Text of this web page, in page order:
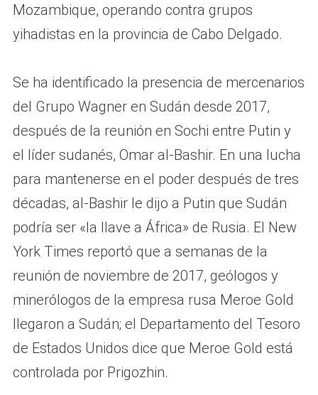
Mozambique, operando contra grupos
yihadistas en la provincia de Cabo Delgado.
Se ha identificado la presencia de mercenarios
del Grupo Wagner en Sudán desde 2017,
después de la reunión en Sochi entre Putin y
el líder sudanés, Omar al-Bashir. En una lucha
para mantenerse en el poder después de tres
décadas, al-Bashir le dijo a Putin que Sudán
podría ser «la llave a África» de Rusia. El New
York Times reportó que a semanas de la
reunión de noviembre de 2017, geólogos y
minerólogos de la empresa rusa Meroe Gold
llegaron a Sudán; el Departamento del Tesoro
de Estados Unidos dice que Meroe Gold está
controlada por Prigozhin.